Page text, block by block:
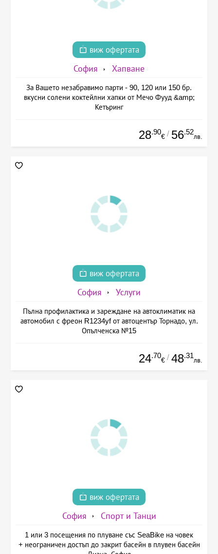
виж офертата
София Хапване
За Вашето незабравимо парти - 90, 120 или 150 бр.
вкусни солени коктейлни хапки от Мечо Фууд &amp;
Кетъринг
28.90
€ / 56.52
лв.
виж офертата
София Услуги
Пълна профилактика и зареждане на автоклиматик на
автомобил с фреон R1234yf от автоцентър Торнадо, ул.
Опълченска №15
24.70
€ / 48.31
лв.
виж офертата
София Спорт и Танци
1 или 3 посещения по плуване със SeaBike на човек
+ неограничен достъп до закрит басейн в плувен басейн